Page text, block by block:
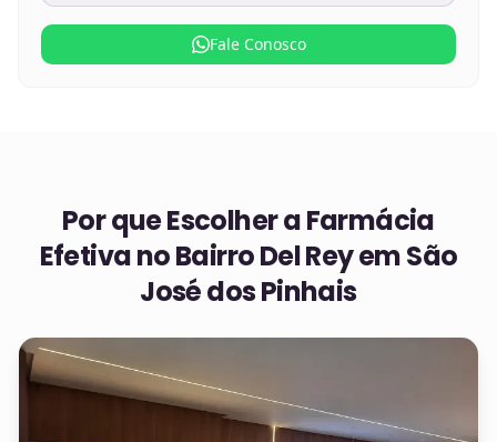
Fale Conosco
Por que Escolher a Farmácia
Efetiva noBairro Del Rey em São
José dos Pinhais